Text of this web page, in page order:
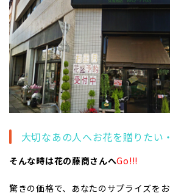
大切なあの人へお花を贈りたい
そんな時は花の藤商さんへGo!!!
驚きの価格で、あなたのサプライズをお